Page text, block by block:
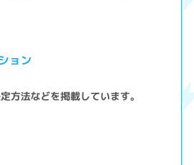
ョン
方法などを掲載しています。